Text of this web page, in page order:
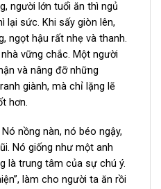
người lớn tuổi ăn thì ngủ
lại sức. Khi sấy giòn lên,
ngọt hậu rất nhẹ và thanh.
vững chắc. Một người
và nâng đỡ những
giành, mà chỉ lặng lẽ
hơn.
nồng nàn, nó béo ngậy,
Nó giống như một anh
là trung tâm của sự chú ý.
làm cho người ta ăn rồi